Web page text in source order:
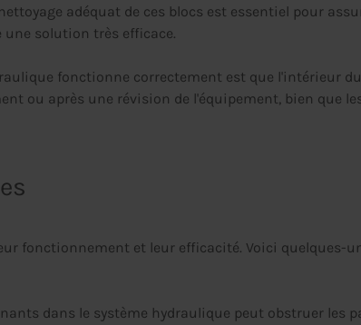
adéquat de ces blocs est essentiel pour
une solution très efficace.
fonctionne correctement est que l'intérieur
ou après une révision de l'équipement, bien que
fonctionnement et leur efficacité. Voici quelques-
dans le système hydraulique peut obstruer les